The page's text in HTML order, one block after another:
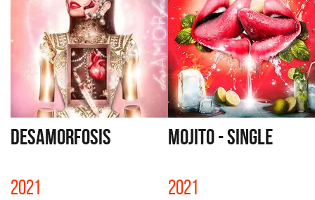
DESAMORFOSIS
2021
MOJITO - SINGLE
2021